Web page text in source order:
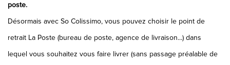
poste.
Désormais avec So Colissimo, vous pouvez choisir le point de
retrait La Poste (bureau de poste, agence de livraison...) dans
lequel vous souhaitez vous faire livrer (sans passage préalable de